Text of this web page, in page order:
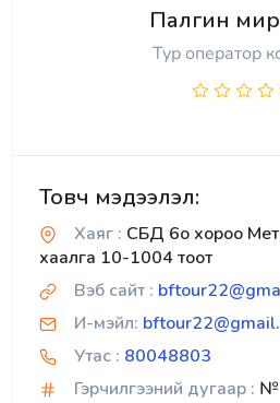
Палгин
Тур оператор
Товч мэдээлэл:
Хаяг : СБД 6о хороо
хаалга 10-1004 тоот
Вэб сайт :
И-мэйл:
Утас : 80048803
Гэрчилгээний дугаар : №